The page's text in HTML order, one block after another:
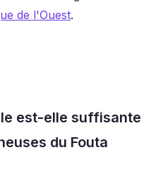
de l'Ouest.
est-elle suffisante
du Fouta